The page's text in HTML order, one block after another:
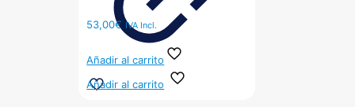
53,00€ IVA Incl.
Añadir al carrito
Añadir al carrito